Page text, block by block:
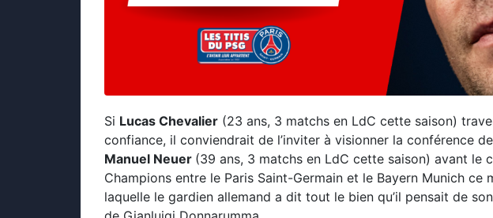
Si Lucas Chevalier (23 ans, 3 matchs en LdC cette saison)
confiance, il conviendrait de l’inviter à visionner la conférence
Manuel Neuer (39 ans, 3 matchs en LdC cette saison) avant le
Champions entre le Paris Saint-Germain et le Bayern Munich ce
laquelle le gardien allemand a dit tout le bien qu’il pensait de